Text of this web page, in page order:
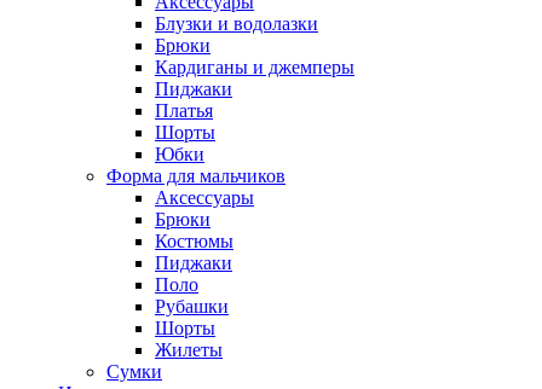
Блузки и водолазки
Брюки
Кардиганы и джемперы
Пиджаки
Платья
Шорты
Юбки
Форма для мальчиков
Аксессуары
Брюки
Костюмы
Пиджаки
Поло
Рубашки
Шорты
Жилеты
Сумки